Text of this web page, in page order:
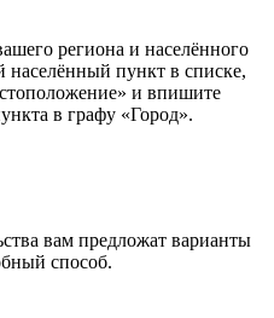
региона и населённого
пункт в списке,
и впишите
в графу «Город».
вам предложат варианты
способ.